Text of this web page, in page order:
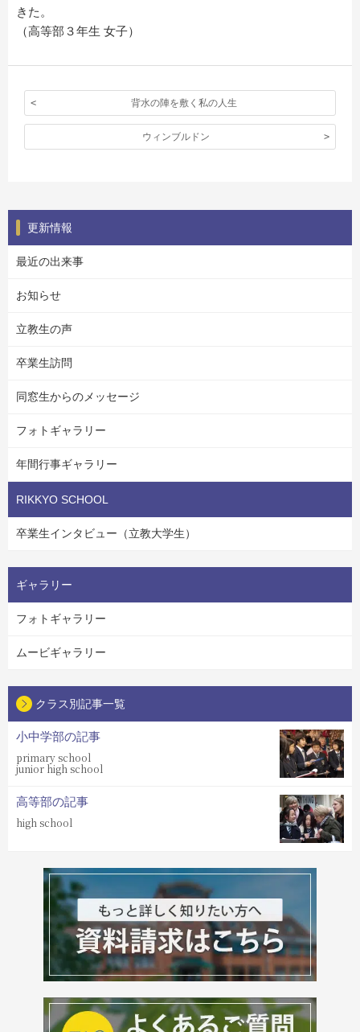
きた。
（高等部３年生 女子）
背水の陣を敷く私の人生
ウィンブルドン
更新情報
最近の出来事
お知らせ
立教生の声
卒業生訪問
同窓生からのメッセージ
フォトギャラリー
年間行事ギャラリー
RIKKYO SCHOOL
卒業生インタビュー（立教大学生）
ギャラリー
フォトギャラリー
ムービギャラリー
クラス別記事一覧
小中学部の記事
primary school
junior high school
高等部の記事
high school